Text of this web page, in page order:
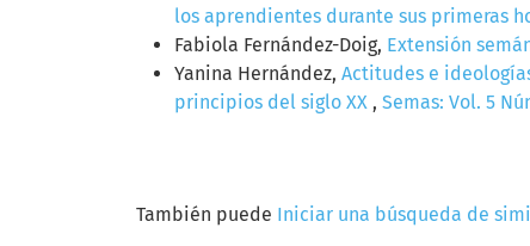
los aprendientes durante sus primeras
Fabiola Fernández-Doig, Extensión
Yanina Hernández, Actitudes e
principios del siglo XX , Semas: Vol. 5
También puede Iniciar una búsqueda de